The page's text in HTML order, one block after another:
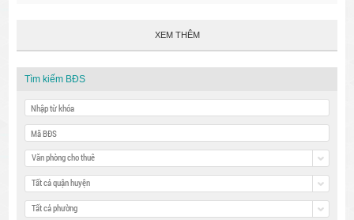
XEM THÊM
Tìm kiếm BĐS
Văn phòng cho thuê
Tất cả quận huyện
Tất cả phường